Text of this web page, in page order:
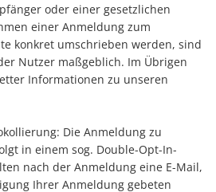
oder einer gesetzlichen
einer Anmeldung zum
konkret umschrieben werden, sind
Nutzer maßgeblich. Im Übrigen
Informationen zu unseren
Die Anmeldung zu
in einem sog. Double-Opt-In-
nach der Anmeldung eine E-Mail,
Ihrer Anmeldung gebeten